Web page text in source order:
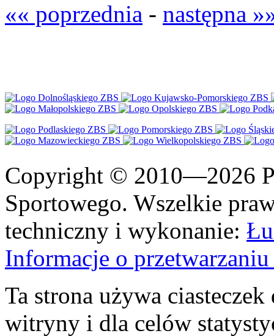
«« poprzednia - następna
Copyright © 2010—2026
Sportowego. Wszelkie
techniczny i wykonanie:
Informacje o
Ta strona używa
witryny i dla celów